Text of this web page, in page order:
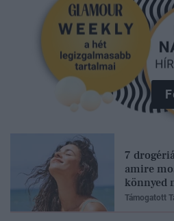
7
amire
könnyed
Támogatott